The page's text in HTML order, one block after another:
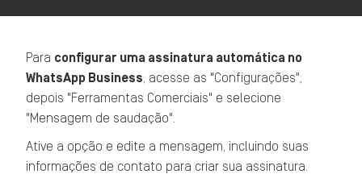
Para configurar uma assinatura automática no
WhatsApp Business , acesse as "Configurações",
depois "Ferramentas Comerciais" e selecione
"Mensagem de saudação".
Ative a opção e edite a mensagem, incluindo suas
informações de contato para criar sua assinatura.